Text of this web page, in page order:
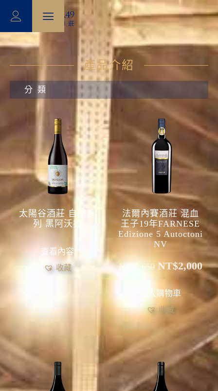
產品介紹
分類
太陽谷酒莊 自然系
列 黑阿沃拉
查看內容
收藏
法爾內賽酒莊 混血
王子19年FARNESE
Edizione 5 Autoctoni
NV
NT$ 2,650 NT$2,000
加入購物車
收藏